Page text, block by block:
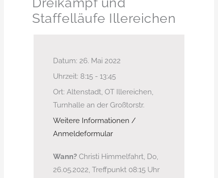
Staffelläufe Illereichen
Datum: 26. Mai 2022
Uhrzeit: 8:15 - 13:45
Ort:Altenstadt, OT Illereichen,
Turnhalle an der Großtorstr.
Weitere Informationen /
Anmeldeformular
Wann? Christi Himmelfahrt, Do,
26.05.2022, Treffpunkt 08:15 Uhr